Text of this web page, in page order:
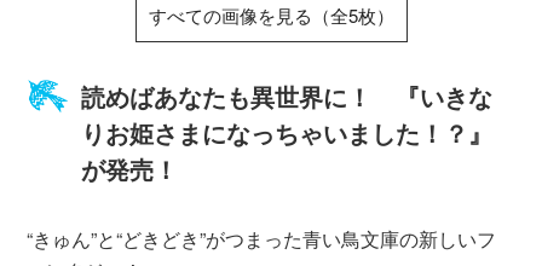
すべての画像を見る（全5枚）
読めばあなたも異世界に！ 『いきな
りお姫さまになっちゃいました！？』
が発売！
“きゅん”と“どきどき”がつまった青い鳥文庫の新しいフ